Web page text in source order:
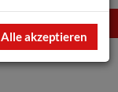
Alle akzeptieren